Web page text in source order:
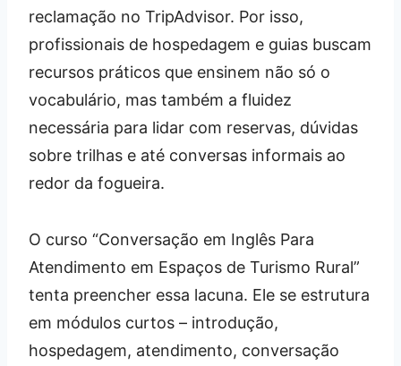
reclamação no TripAdvisor. Por isso,
profissionais de hospedagem e guias buscam
recursos práticos que ensinem não só o
vocabulário, mas também a fluidez
necessária para lidar com reservas, dúvidas
sobre trilhas e até conversas informais ao
redor da fogueira.
O curso “Conversação em Inglês Para
Atendimento em Espaços de Turismo Rural”
tenta preencher essa lacuna. Ele se estrutura
em módulos curtos – introdução,
hospedagem, atendimento, conversação